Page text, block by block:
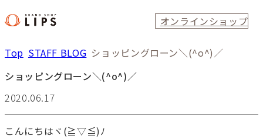
オンラインショップ
Top STAFF BLOG ショッピングローン＼(^o^)／
ショッピングローン＼(^o^)／
2020.06.17
こんにちはヾ(≧▽≦)ﾉ